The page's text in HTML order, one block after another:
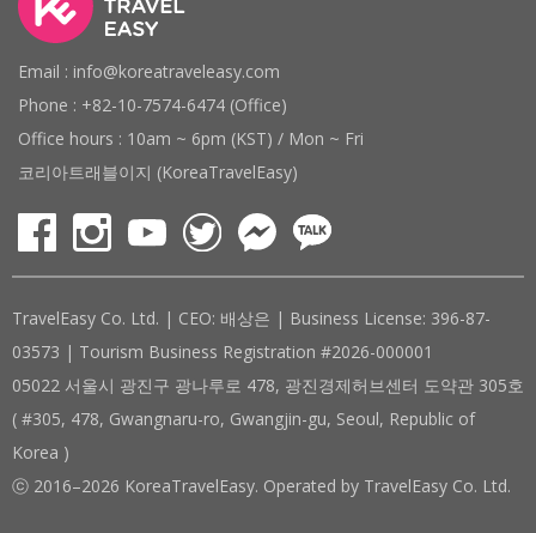
Email : info@koreatraveleasy.com
Phone : +82-10-7574-6474 (Office)
Office hours : 10am ~ 6pm (KST) / Mon ~ Fri
코리아트래블이지 (KoreaTravelEasy)
TravelEasy Co. Ltd. | CEO: 배상은 | Business License: 396-87-
03573 | Tourism Business Registration #2026-000001
05022 서울시 광진구 광나루로 478, 광진경제허브센터 도약관 305호
( #305, 478, Gwangnaru-ro, Gwangjin-gu, Seoul, Republic of
Korea )
ⓒ 2016–2026 KoreaTravelEasy. Operated by TravelEasy Co. Ltd.